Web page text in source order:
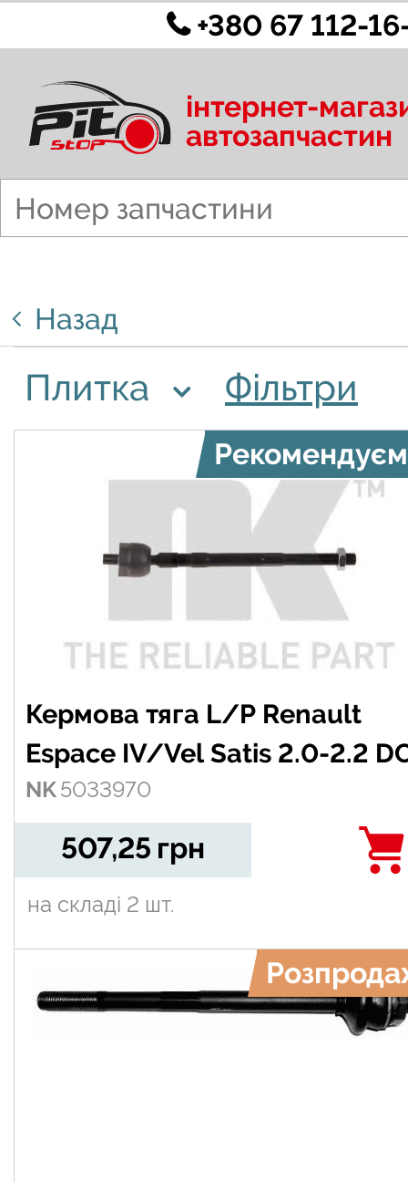
+380 67 112-
інтернет-
автозапчастин
Назад
Плитка Фільтри
Кермова тяга L/P Renault
Espace IV/Vel Satis 2.0-2.2
02-
NK5033970
507,25 грн
на складі 2 шт.